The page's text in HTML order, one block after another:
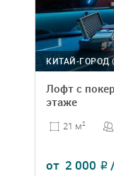
КИТАЙ-ГОРОД
Лофт с
этаже
21 м2
от 2 000 ₽